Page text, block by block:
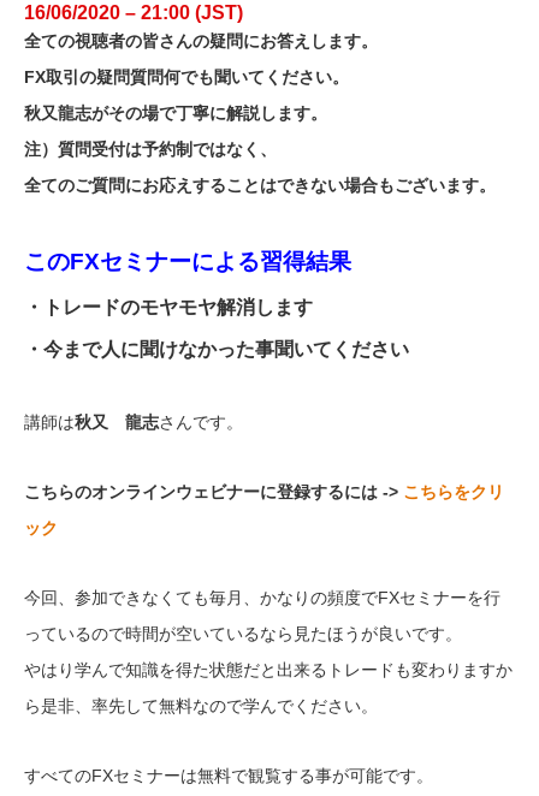
16/06/2020 – 21:00 (JST)
全ての視聴者の皆さんの疑問にお答えします。
FX取引の疑問質問何でも聞いてください。
秋又龍志がその場で丁寧に解説します。
注）質問受付は予約制ではなく、
全てのご質問にお応えすることはできない場合もございます。
このFXセミナーによる習得結果
・トレードのモヤモヤ解消します
・今まで人に聞けなかった事聞いてください
講師は秋又 龍志さんです。
こちらのオンラインウェビナーに登録するには -> こちらをクリ
ック
今回、参加できなくても毎月、かなりの頻度でFXセミナーを行
っているので時間が空いているなら見たほうが良いです。
やはり学んで知識を得た状態だと出来るトレードも変わりますか
ら是非、率先して無料なので学んでください。
すべてのFXセミナーは無料で観覧する事が可能です。